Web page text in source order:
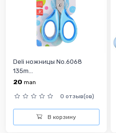
Deli ножницы No.6068
135m...
20 man
0 отзыв(ов)
В корзину